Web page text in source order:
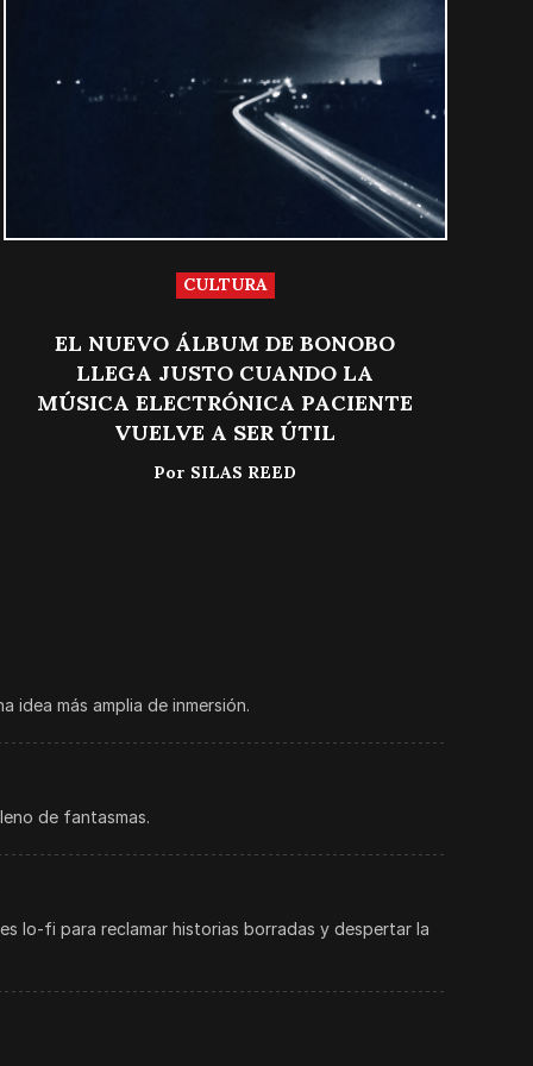
CULTURA
EL NUEVO ÁLBUM DE BONOBO
LLEGA JUSTO CUANDO LA
MÚSICA ELECTRÓNICA PACIENTE
VUELVE A SER ÚTIL
Por SILAS REED
idea más amplia de inmersión.
de fantasmas.
lo-fi para reclamar historias borradas y despertar la